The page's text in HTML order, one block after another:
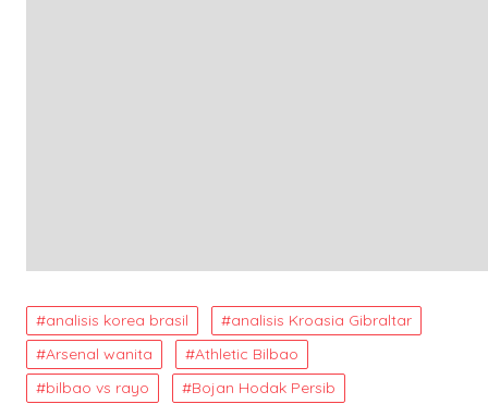
analisis korea brasil
analisis Kroasia Gibraltar
Arsenal wanita
Athletic Bilbao
bilbao vs rayo
Bojan Hodak Persib